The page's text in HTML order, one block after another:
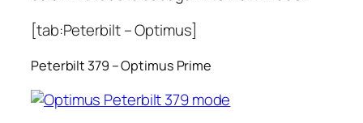
[tab:Peterbilt – Optimus]
Peterbilt 379 – Optimus Prime